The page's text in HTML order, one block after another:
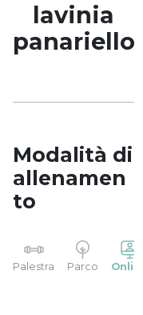
lavinia
panariello
Modalità di
allenamen
to
Palestra Parco Online